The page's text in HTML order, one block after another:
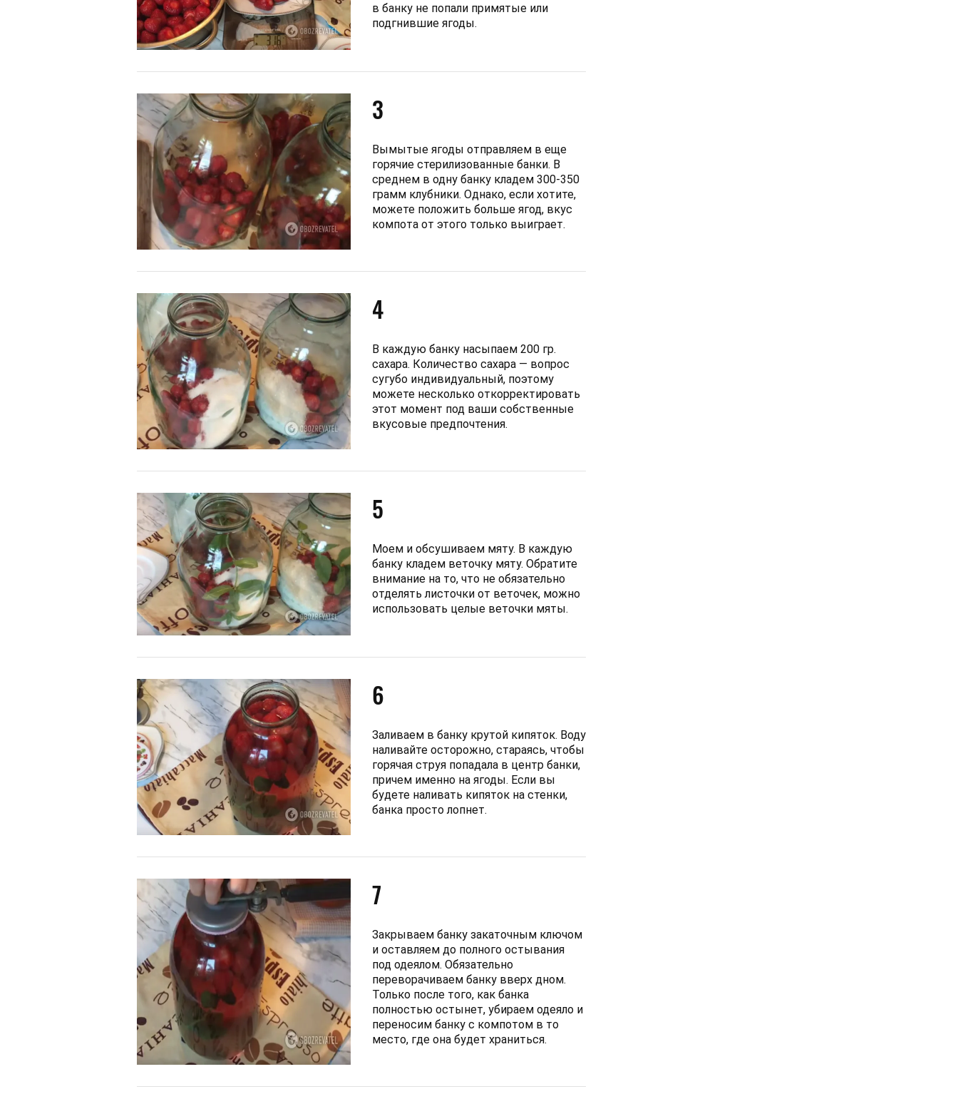
в банку не попали примятые или
подгнившие ягоды.
3
Вымытые ягоды отправляем в еще
горячие стерилизованные банки. В
среднем в одну банку кладем 300-350
грамм клубники. Однако, если хотите,
можете положить больше ягод, вкус
компота от этого только выиграет.
4
В каждую банку насыпаем 200 гр.
сахара. Количество сахара — вопрос
сугубо индивидуальный, поэтому
можете несколько откорректировать
этот момент под ваши собственные
вкусовые предпочтения.
5
Моем и обсушиваем мяту. В каждую
банку кладем веточку мяту. Обратите
внимание на то, что не обязательно
отделять листочки от веточек, можно
использовать целые веточки мяты.
6
Заливаем в банку крутой кипяток. Воду
наливайте осторожно, стараясь, чтобы
горячая струя попадала в центр банки,
причем именно на ягоды. Если вы
будете наливать кипяток на стенки,
банка просто лопнет.
7
Закрываем банку закаточным ключом
и оставляем до полного остывания
под одеялом. Обязательно
переворачиваем банку вверх дном.
Только после того, как банка
полностью остынет, убираем одеяло и
переносим банку с компотом в то
место, где она будет храниться.